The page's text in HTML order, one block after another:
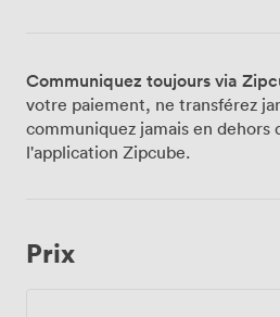
Communiquez toujours via
votre paiement, ne transférez
communiquez jamais en dehors
l'application Zipcube.
Prix